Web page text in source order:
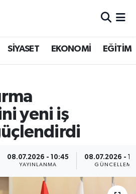
SİYASET EKONOMİ EĞİTİM
yeni iş
08.07.2026 - 10:45
YAYINLANMA
08.07.2026 -
GÜNCELLEME
ve Fikstür